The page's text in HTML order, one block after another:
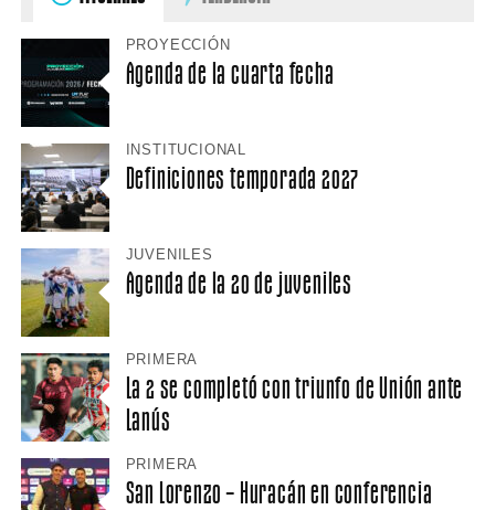
PROYECCIÓN
Agenda de la cuarta fecha
INSTITUCIONAL
Definiciones temporada 2027
JUVENILES
Agenda de la 20 de juveniles
PRIMERA
La 2 se completó con triunfo de Unión ante
Lanús
PRIMERA
San Lorenzo – Huracán en conferencia